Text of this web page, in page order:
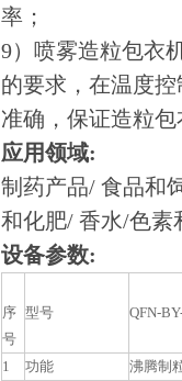
率；
9）喷雾造粒包衣
的要求，在温度
准确，保证造粒
应用领域:
制药产品/ 食品和
和化肥/ 香水/色素
设备参数:
序
号
型号 QFN-
1 功能 沸腾制